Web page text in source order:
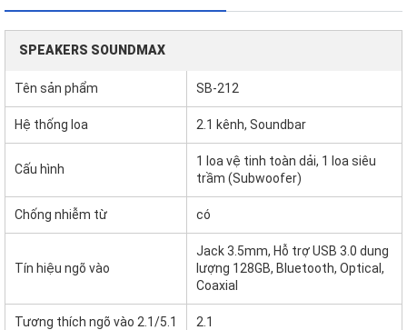
SPEAKERS SOUNDMAX
Tên sản phẩm SB-212
Hệ thống loa 2.1 kênh, Soundbar
Cấu hình
1 loa vệ tinh toàn dải, 1 loa siêu
trầm (Subwoofer)
Chống nhiễm từ có
Tín hiệu ngõ vào
Jack 3.5mm, Hỗ trợ USB 3.0 dung
lượng 128GB, Bluetooth, Optical,
Coaxial
Tương thích ngõ vào 2.1/5.1 2.1